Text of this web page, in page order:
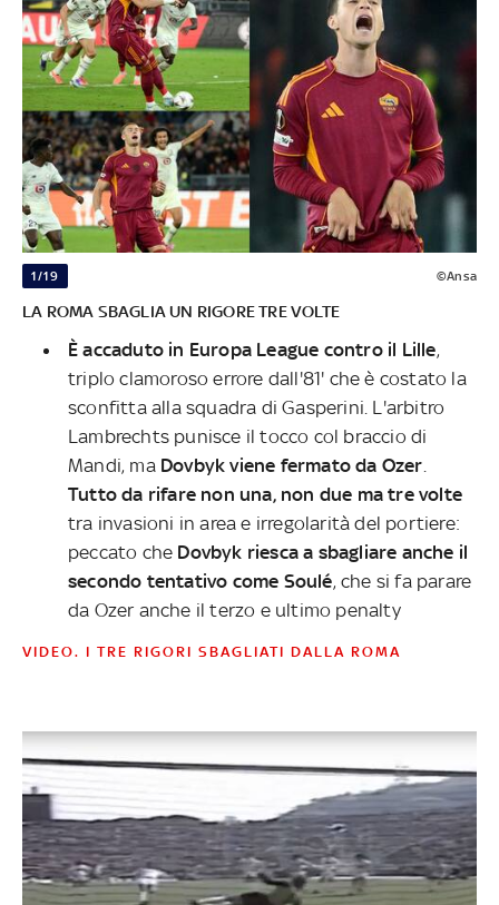
1/19 ©Ansa
LA ROMA SBAGLIA UN RIGORE TRE VOLTE
È accaduto in Europa League contro il Lille,
triplo clamoroso errore dall'81' che è costato la
sconfitta alla squadra di Gasperini. L'arbitro
Lambrechts punisce il tocco col braccio di
Mandi, ma Dovbyk viene fermato da Ozer
Tutto da rifare non una, non due ma tre volte
tra invasioni in area e irregolarità del portiere:
peccato che Dovbyk riesca a sbagliare anche il
secondo tentativo come Soulé, che si fa parare
da Ozer anche il terzo e ultimo penalty
VIDEO. I TRE RIGORI SBAGLIATI DALLA ROMA